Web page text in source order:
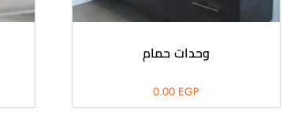
وحدات حمام
0.00 EGP